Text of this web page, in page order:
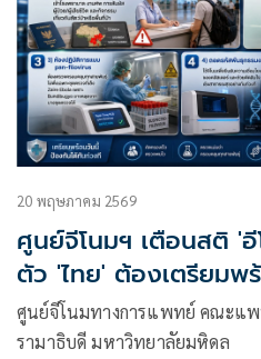
20 พฤษภาคม 2569
ศูนย์จีโนมฯ เตือนสติ 'อี
ตัว 'ไทย' ต้องเตรียมพ
ศูนย์จีโนมทางการแพทย์ คณะแพ
รามาธิบดี มหาวิทยาลัยมหิดล